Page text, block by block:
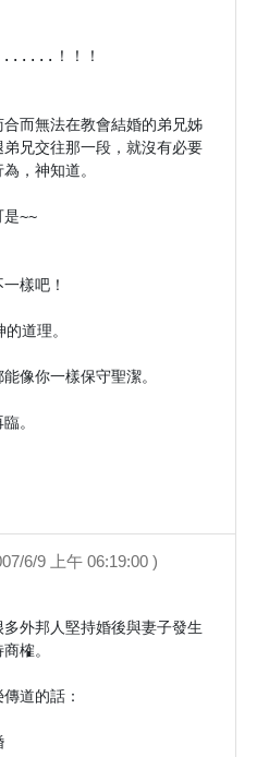
！！！
而無法在教會結婚的弟兄姊
兄交往那一段，就沒有必要
，神知道。
是~~
樣吧！
道理。
像你一樣保守聖潔。
。
6/9 上午 06:19:00 )
外邦人堅持婚後與妻子發生
榷。
道的話：